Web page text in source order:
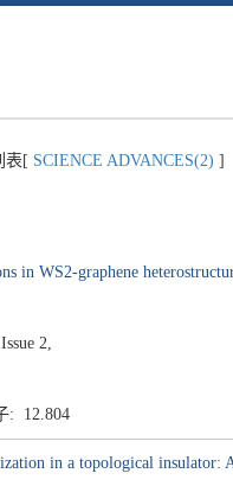
表[ SCIENCE ADVANCES(2) ]
in WS2-graphene
2,
: 12.804
in a topological insulator: